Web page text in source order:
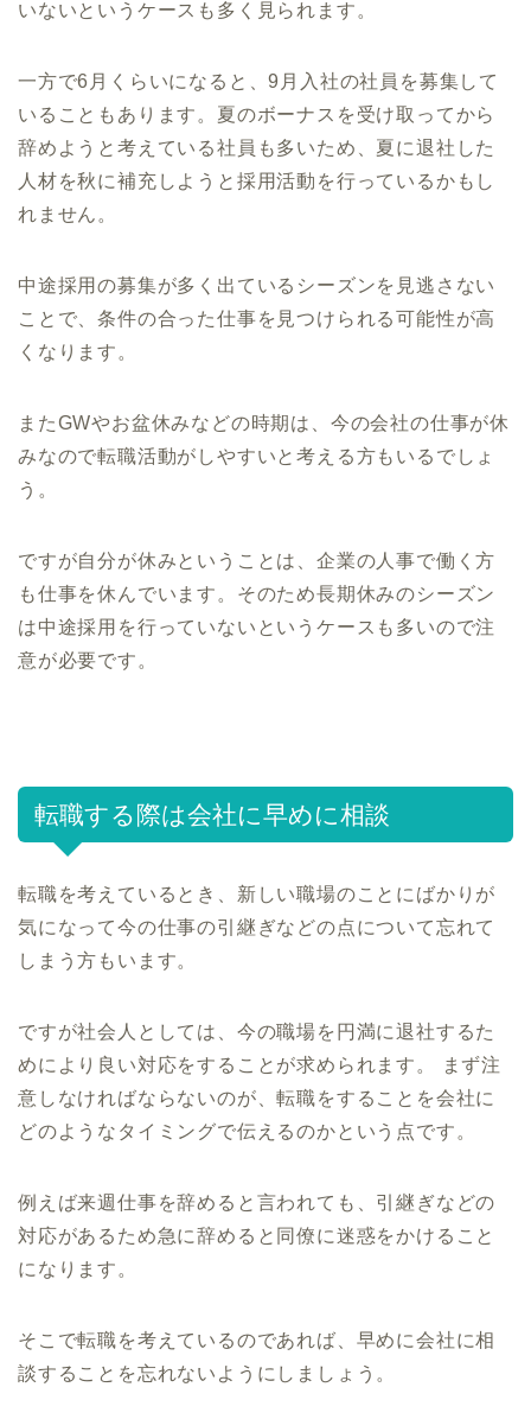
いないというケースも多く見られます。
一方で6月くらいになると、9月入社の社員を募集して
いることもあります。夏のボーナスを受け取ってから
辞めようと考えている社員も多いため、夏に退社した
人材を秋に補充しようと採用活動を行っているかもし
れません。
中途採用の募集が多く出ているシーズンを見逃さない
ことで、条件の合った仕事を見つけられる可能性が高
くなります。
またGWやお盆休みなどの時期は、今の会社の仕事が休
みなので転職活動がしやすいと考える方もいるでしょ
う。
ですが自分が休みということは、企業の人事で働く方
も仕事を休んでいます。そのため長期休みのシーズン
は中途採用を行っていないというケースも多いので注
意が必要です。
転職する際は会社に早めに相談
転職を考えているとき、新しい職場のことにばかりが
気になって今の仕事の引継ぎなどの点について忘れて
しまう方もいます。
ですが社会人としては、今の職場を円満に退社するた
めにより良い対応をすることが求められます。 まず注
意しなければならないのが、転職をすることを会社に
どのようなタイミングで伝えるのかという点です。
例えば来週仕事を辞めると言われても、引継ぎなどの
対応があるため急に辞めると同僚に迷惑をかけること
になります。
そこで転職を考えているのであれば、早めに会社に相
談することを忘れないようにしましょう。